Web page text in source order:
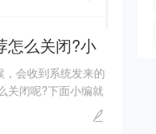
怎么关闭?小
闭教程
会收到系统发来的
关闭呢?下面小编就
门内容推送的关闭方